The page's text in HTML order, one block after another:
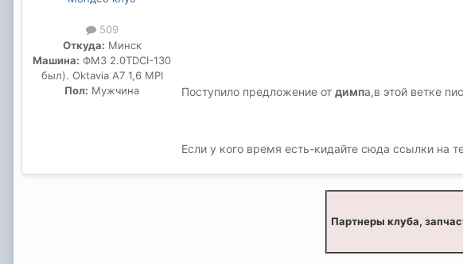
509
Откуда: Mинск
Машина: ФМ3 2.0TDCI-130
был). Oktavia A7 1,6 MPI
Пол: Мужчина Поступило предложение от димпа,в этой ветке
Если у кого время есть-кидайте сюда ссылки на
Партнеры клуба,